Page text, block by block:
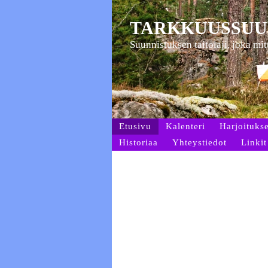
Suunnistuksen taitolaji, joka
Etusivu Kalenteri
Historiaa
Yhteystiedot Linkit